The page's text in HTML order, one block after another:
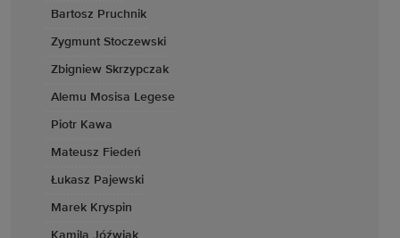
Bartosz Pruchnik
Zygmunt Stoczewski
Zbigniew Skrzypczak
Alemu Mosisa Legese
Piotr Kawa
Mateusz Fiedeń
Łukasz Pajewski
Marek Kryspin
Kamila Jóźwiak